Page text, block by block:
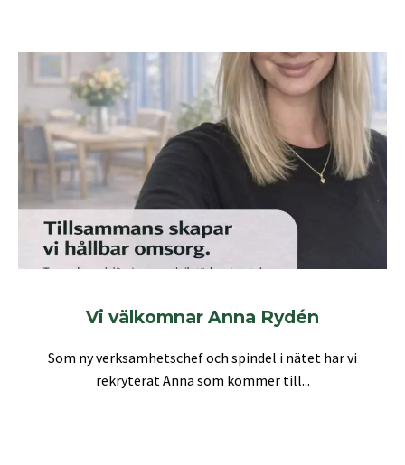
Vi välkomnar Anna Rydén
Som ny verksamhetschef och spindel i nätet har vi
rekryterat Anna som kommer till...